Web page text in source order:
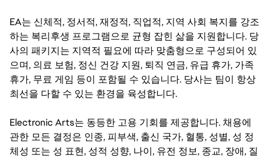
EA는 신체적, 정서적, 재정적, 직업적, 지역 사회 복지를 강조
하는 복리후생 프로그램으로 균형 잡힌 삶을 지원합니다. 당
사의 패키지는 지역적 필요에 따라 맞춤형으로 구성되어 있
으며, 의료 보험, 정신 건강 지원, 퇴직 연금, 유급 휴가, 가족
휴가, 무료 게임 등이 포함될 수 있습니다. 당사는 팀이 항상
최선을 다할 수 있는 환경을 육성합니다.
Electronic Arts는 동등한 고용 기회를 제공합니다. 채용에
관한 모든 결정은 인종, 피부색, 출신 국가, 혈통, 성별, 성 정
체성 또는 성 표현, 성적 성향, 나이, 유전 정보, 종교, 장애, 질